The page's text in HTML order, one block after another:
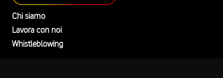
Chi siamo
Lavora con noi
Whistleblowing